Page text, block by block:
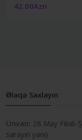
42.00Azn
Əlaqə Saxlayın
Ünvan: 28 May
sarayın yanı)